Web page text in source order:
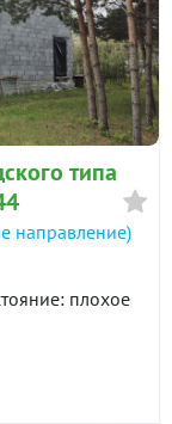
типа
направление)
плохое